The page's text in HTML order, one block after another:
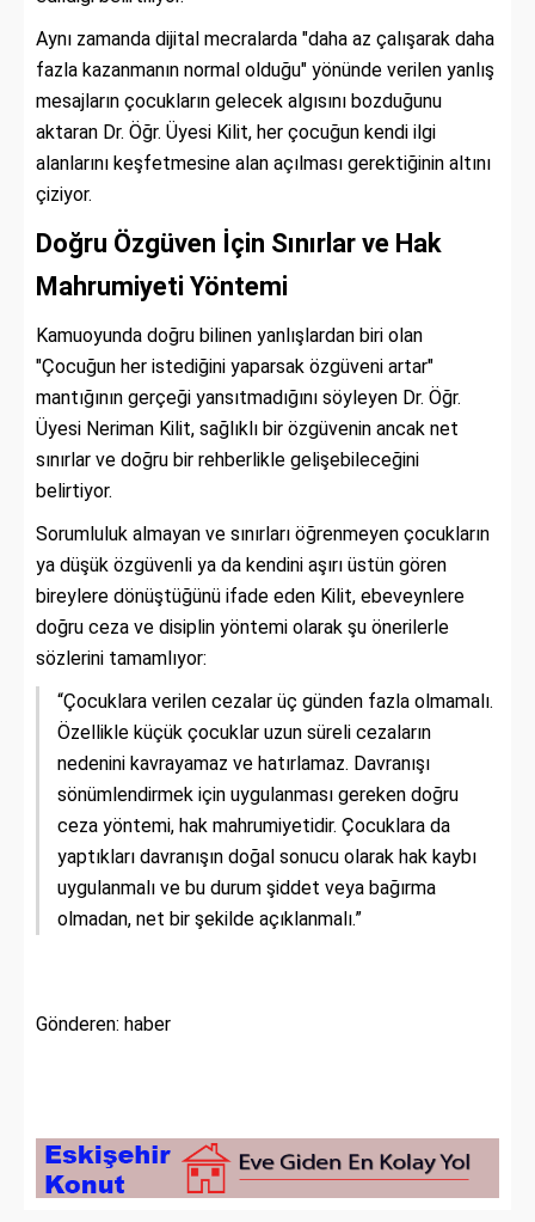
Aynı zamanda dijital mecralarda "daha az çalışarak daha
fazla kazanmanın normal olduğu" yönünde verilen yanlış
mesajların çocukların gelecek algısını bozduğunu
aktaran Dr. Öğr. Üyesi Kilit, her çocuğun kendi ilgi
alanlarını keşfetmesine alan açılması gerektiğinin altını
çiziyor.
Doğru Özgüven İçin Sınırlar ve Hak
Mahrumiyeti Yöntemi
Kamuoyunda doğru bilinen yanlışlardan biri olan
"Çocuğun her istediğini yaparsak özgüveni artar"
mantığının gerçeği yansıtmadığını söyleyen Dr. Öğr.
Üyesi Neriman Kilit, sağlıklı bir özgüvenin ancak net
sınırlar ve doğru bir rehberlikle gelişebileceğini
belirtiyor.
Sorumluluk almayan ve sınırları öğrenmeyen çocukların
ya düşük özgüvenli ya da kendini aşırı üstün gören
bireylere dönüştüğünü ifade eden Kilit, ebeveynlere
doğru ceza ve disiplin yöntemi olarak şu önerilerle
sözlerini tamamlıyor:
“Çocuklara verilen cezalar üç günden fazla olmamalı.
Özellikle küçük çocuklar uzun süreli cezaların
nedenini kavrayamaz ve hatırlamaz. Davranışı
sönümlendirmek için uygulanması gereken doğru
ceza yöntemi, hak mahrumiyetidir. Çocuklara da
yaptıkları davranışın doğal sonucu olarak hak kaybı
uygulanmalı ve bu durum şiddet veya bağırma
olmadan, net bir şekilde açıklanmalı.”
Gönderen: haber